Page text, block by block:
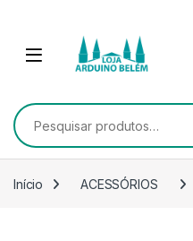
Pesquisar por:
Início ACESSÓRIOS